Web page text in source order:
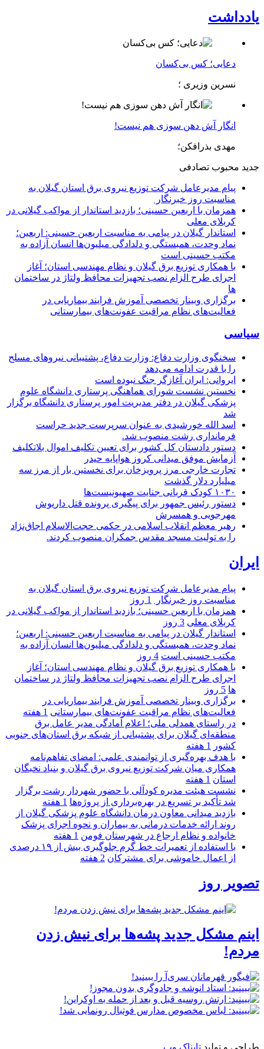
یادداشت
دعایی؛ کس بی‌کسان
نسرین وزیری ؛
انگار آش دهن سوزی هم نیست!
مهدی بذرافکن؛
جدید محبوب تصادفی
پیام مدیرعامل شركت توزیع نیروی برق استان گیلان به
مناسبت روز خبرنگار ‌
همزمان با اربعین حسینی؛ بازدید استاندار از مواکب گیلانی در
کربلای معلی
استاندار گیلان در پیامی به مناسبت اربعین حسینی: اربعین؛
نماد وحدت، همبستگی و دلدادگی میلیون‌ها انسان آزاده به
مکتب حسینی است
با همکاری توزیع برق گیلان و نظام مهندسی استان؛ آغاز
اجرای طرح الزام نصب تجهیزات محافظ ولتاژ در ساختمان
ها
برگزاری وبینار تخصصی آموزش فرایند بیماریابی در
فعالیت‌های نظام مراقبت عفونت‌های بیمارستانی
سیاسی
سخنگوی وزارت دفاع: وزارت دفاع، پشتیبانی نیرو‌های مسلح
را با قدرت ادامه می‌دهد
ایروانی: ایران آغازگر جنگ نبوده است
نخستین نشست شورای هماهنگی پرستاری دانشگاه علوم
پزشکی گیلان در دفتر مدیریت امور پرستاری دانشگاه برگزار
شد
اسد الله خورشیدی به عنوان سرپرست جدید حراست
فرمانداری رشت منصوب شد.
دستور دادستان کل کشور برای تعیین تکلیف اموال بلاتکلیف
آزمایش موفق میدانی کروز هواپایه حیدر
تجارت خارجی مرز پرویزخان برای نخستین بار از مرز سه
میلیارد دلار گذشت
۱۰۳۰ کودک قربانی جنایت صهیونیست‌ها
دستور رئیس جمهور برای پیگیری پرونده قتل داریوش
مهرجویی و همسرش
رهبر معظم انقلاب اسلامی در حکمی حجت‌الاسلام اجاق‌نژاد
را به تولیت مسجد مقدس جمکران منصوب کردند.
ایران
پیام مدیرعامل شركت توزیع نیروی برق استان گیلان به
مناسبت روز خبرنگار ‌
1 روز
همزمان با اربعین حسینی؛ بازدید استاندار از مواکب گیلانی در
کربلای معلی 3 روز
استاندار گیلان در پیامی به مناسبت اربعین حسینی: اربعین؛
نماد وحدت، همبستگی و دلدادگی میلیون‌ها انسان آزاده به
مکتب حسینی است 4 روز
با همکاری توزیع برق گیلان و نظام مهندسی استان؛ آغاز
اجرای طرح الزام نصب تجهیزات محافظ ولتاژ در ساختمان
ها 5 روز
برگزاری وبینار تخصصی آموزش فرایند بیماریابی در
فعالیت‌های نظام مراقبت عفونت‌های بیمارستانی 1 هفته
در راستای همدلی ملی؛ اعلام آمادگی مدیر عامل برق
منطقه‌ای گیلان برای پشتیبانی از شبكه برق استان‌های جنوبی
كشور
1 هفته
با هدف بهره‌گیری از توانمندی علمی: امضای تفاهم‌نامه
همكاری میان شركت توزیع نیروی برق گیلان و بنیاد نخبگان
استان 1 هفته
نشست هیئت مدیره کودآلی با حضور شهردار رشت برگزار
شد تأکید بر تسریع در بهره‌برداری از پروژه‌ها 1 هفته
بازدید میدانی معاون درمان دانشگاه علوم پزشکی گیلان از
روند ارائه خدمات درمانی به بیماران و نحوه اجرای پزشک
خانواده و نظام ارجاع در شهرستان فومن 1 هفته
با استفاده از تعمیرات خط گرم جلوگیری بیش از ۱۹ درصدی
از اعمال خاموشی برای مشتركان 2 هفته
تصویر روز
اینم مشکل جدید پشه‌ها برای نیش زدن
مردم!